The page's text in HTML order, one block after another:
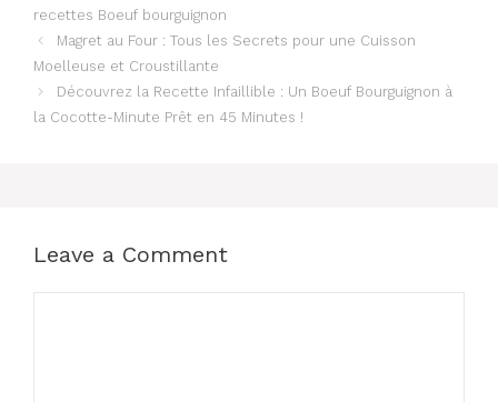
recettes Boeuf bourguignon
Magret au Four : Tous les Secrets pour une Cuisson
Moelleuse et Croustillante
Découvrez la Recette Infaillible : Un Boeuf Bourguignon à
la Cocotte-Minute Prêt en 45 Minutes !
Leave a Comment